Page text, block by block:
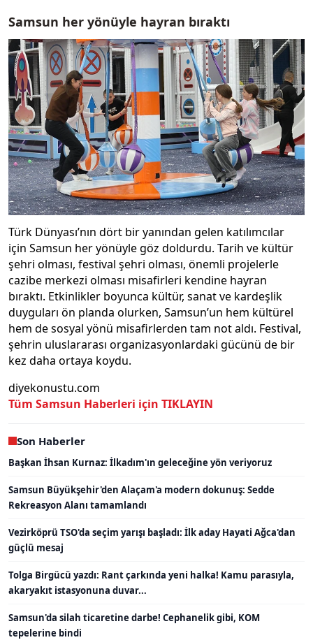
Samsun her yönüyle hayran bıraktı
Türk Dünyası’nın dört bir yanından gelen katılımcılar
için Samsun her yönüyle göz doldurdu. Tarih ve kültür
şehri olması, festival şehri olması, önemli projelerle
cazibe merkezi olması misafirleri kendine hayran
bıraktı. Etkinlikler boyunca kültür, sanat ve kardeşlik
duyguları ön planda olurken, Samsun’un hem kültürel
hem de sosyal yönü misafirlerden tam not aldı. Festival,
şehrin uluslararası organizasyonlardaki gücünü de bir
kez daha ortaya koydu.
diyekonustu.com
Tüm Samsun Haberleri için TIKLAYIN
Son Haberler
Başkan İhsan Kurnaz: İlkadım'ın geleceğine yön veriyoruz
Samsun Büyükşehir'den Alaçam'a modern dokunuş: Sedde
Rekreasyon Alanı tamamlandı
Vezirköprü TSO'da seçim yarışı başladı: İlk aday Hayati Ağca'dan
güçlü mesaj
Tolga Birgücü yazdı: Rant çarkında yeni halka! Kamu parasıyla,
akaryakıt istasyonuna duvar...
Samsun'da silah ticaretine darbe! Cephanelik gibi, KOM
tepelerine bindi